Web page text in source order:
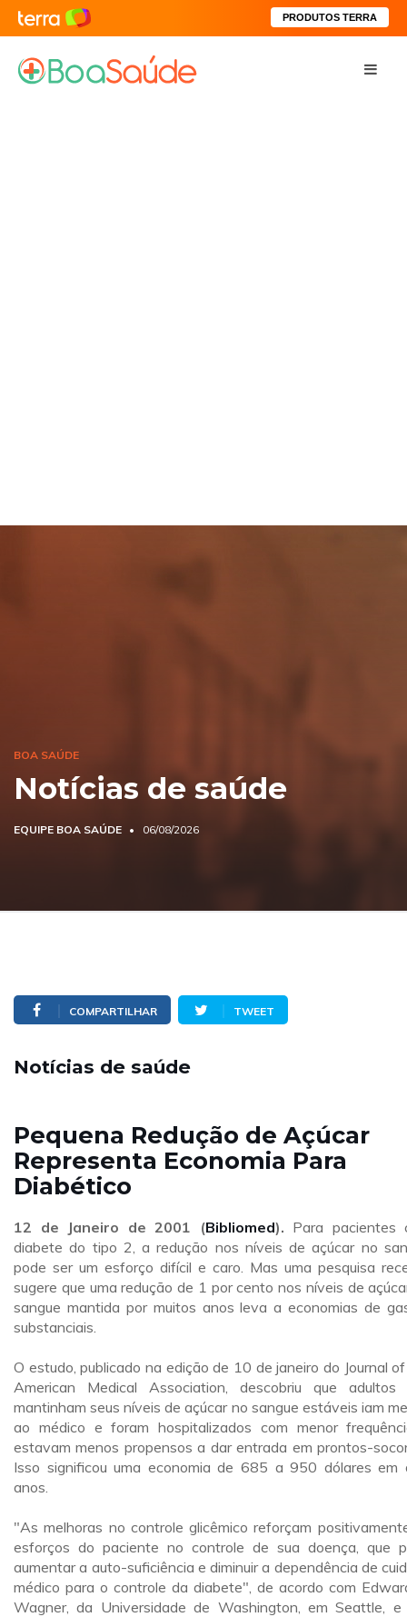
PRODUTOS TERRA
BOA SAÚDE
Notícias de saúde
EQUIPE BOA SAÚDE 06/08/2026
COMPARTILHAR TWEET
Notícias de saúde
Pequena Redução de Açúcar
Representa Economia Para
Diabético
12 de Janeiro de 2001 (Bibliomed). Para pacientes
diabete do tipo 2, a redução nos níveis de açúcar no
pode ser um esforço difícil e caro. Mas uma pesquisa
sugere que uma redução de 1 por cento nos níveis de
sangue mantida por muitos anos leva a economias de
substanciais.
O estudo, publicado na edição de 10 de janeiro do Journal
American Medical Association, descobriu que adultos
mantinham seus níveis de açúcar no sangue estáveis iam
ao médico e foram hospitalizados com menor
estavam menos propensos a dar entrada em prontos-
Isso significou uma economia de 685 a 950 dólares em
anos.
"As melhoras no controle glicêmico reforçam
esforços do paciente no controle de sua doença, que
aumentar a auto-suficiência e diminuir a dependência de
médico para o controle da diabete", de acordo com
Wagner, da Universidade de Washington, em Seattle, e